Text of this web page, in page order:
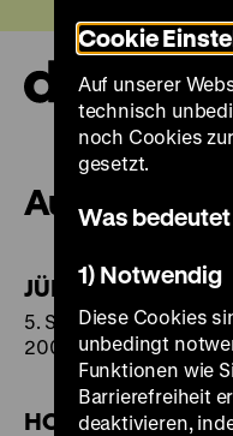
zum
Seiteninhalt
springen
JÜDISCHER
5. September bis
2002
HOFJAGD
Cookie
Auf unserer
technisch
noch Cookies
gesetzt.
Was bedeutet
1) Notwendig
Diese Cookies
unbedingt
Funktionen wie
Barrierefreiheit
deaktivieren,